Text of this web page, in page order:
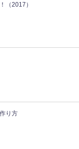
（2017）
り方